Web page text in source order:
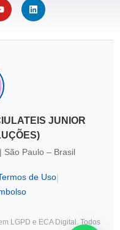
JUNIOR
São Paulo – Brasil
de Uso
LGPD e ECA Digital. Todos